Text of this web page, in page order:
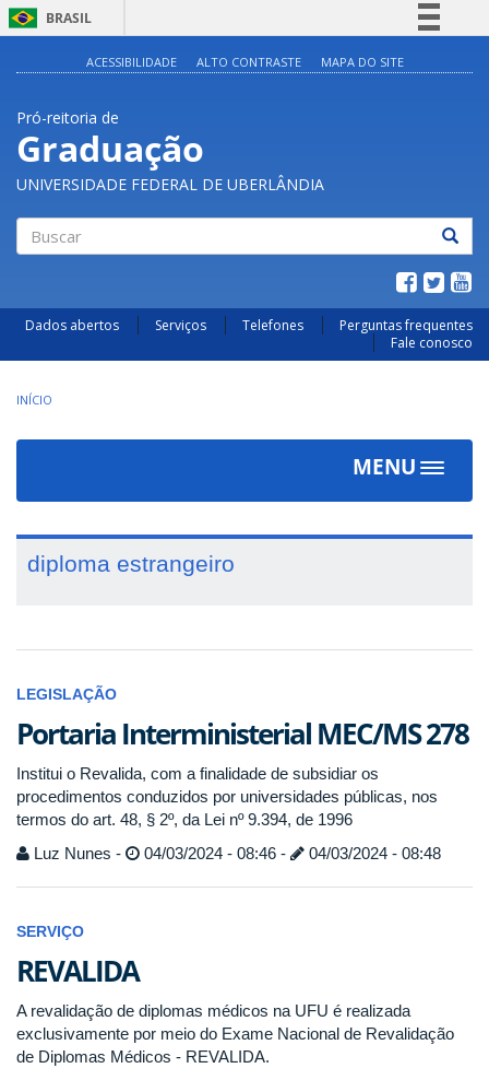
BRASIL
Legislação
Canais
ACESSIBILIDADE ALTO CONTRASTE MAPA DO SITE
Pró-reitoria de
Graduação
UNIVERSIDADE FEDERAL DE UBERLÂNDIA
Dados abertos Serviços Telefones
Perguntas frequentes
Fale conosco
INÍCIO
MENU
Toggle
diploma estrangeiro
LEGISLAÇÃO
Portaria Interministerial MEC/MS 278
Institui o Revalida, com a finalidade de subsidiar os
procedimentos conduzidos por universidades públicas, nos
termos do art. 48, § 2º, da Lei nº 9.394, de 1996
Luz Nunes -
04/03/2024 - 08:46 - 04/03/2024 - 08:48
SERVIÇO
REVALIDA
A revalidação de diplomas médicos na UFU é realizada
exclusivamente por meio do Exame Nacional de Revalidação
de Diplomas Médicos - REVALIDA.